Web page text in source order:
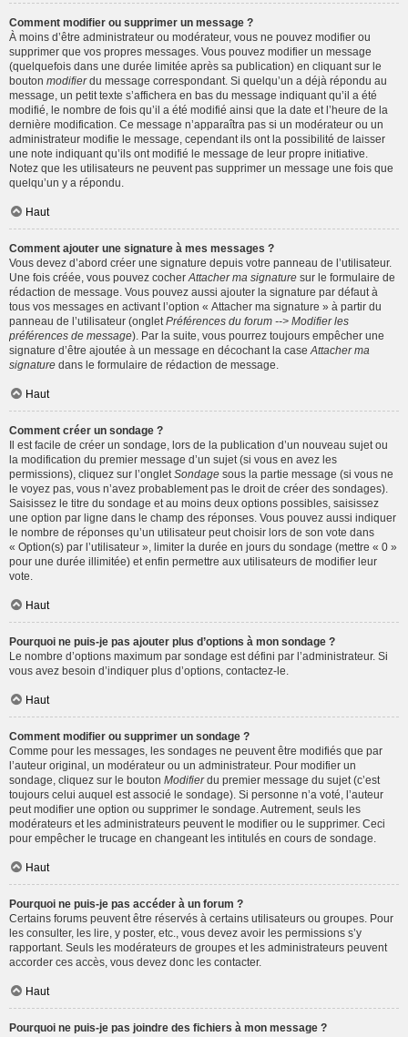
Comment modifier ou supprimer un message ?
À moins d’être administrateur ou modérateur, vous ne pouvez modifier ou
supprimer que vos propres messages. Vous pouvez modifier un message
(quelquefois dans une durée limitée après sa publication) en cliquant sur le
bouton modifierdu message correspondant. Si quelqu’un a déjà répondu au
message, un petit texte s’affichera en bas du message indiquant qu’il a été
modifié, le nombre de fois qu’il a été modifié ainsi que la date et l’heure de la
dernière modification. Ce message n’apparaîtra pas si un modérateur ou un
administrateur modifie le message, cependant ils ont la possibilité de laisser
une note indiquant qu’ils ont modifié le message de leur propre initiative.
Notez que les utilisateurs ne peuvent pas supprimer un message une fois que
quelqu’un y a répondu.
Haut
Comment ajouter une signature à mes messages ?
Vous devez d’abord créer une signature depuis votre panneau de l’utilisateur.
Une fois créée, vous pouvez cocher Attacher ma signature sur le formulaire de
rédaction de message. Vous pouvez aussi ajouter la signature par défaut à
tous vos messages en activant l’option « Attacher ma signature » à partir du
panneau de l’utilisateur (onglet Préférences du forum --> Modifier les
préférences de message). Par la suite, vous pourrez toujours empêcher une
signature d’être ajoutée à un message en décochant la case Attacher ma
signature dans le formulaire de rédaction de message.
Haut
Comment créer un sondage ?
Il est facile de créer un sondage, lors de la publication d’un nouveau sujet ou
la modification du premier message d’un sujet (si vous en avez les
permissions), cliquez sur l’onglet Sondage sous la partie message (si vous ne
le voyez pas, vous n’avez probablement pas le droit de créer des sondages).
Saisissez le titre du sondage et au moins deux options possibles, saisissez
une option par ligne dans le champ des réponses. Vous pouvez aussi indiquer
le nombre de réponses qu’un utilisateur peut choisir lors de son vote dans
« Option(s) par l’utilisateur », limiter la durée en jours du sondage (mettre « 0 »
pour une durée illimitée) et enfin permettre aux utilisateurs de modifier leur
vote.
Haut
Pourquoi ne puis-je pas ajouter plus d’options à mon sondage ?
Le nombre d’options maximum par sondage est défini par l’administrateur. Si
vous avez besoin d’indiquer plus d’options, contactez-le.
Haut
Comment modifier ou supprimer un sondage ?
Comme pour les messages, les sondages ne peuvent être modifiés que par
l’auteur original, un modérateur ou un administrateur. Pour modifier un
sondage, cliquez sur le bouton Modifierdu premier message du sujet (c’est
toujours celui auquel est associé le sondage). Si personne n’a voté, l’auteur
peut modifier une option ou supprimer le sondage. Autrement, seuls les
modérateurs et les administrateurs peuvent le modifier ou le supprimer. Ceci
pour empêcher le trucage en changeant les intitulés en cours de sondage.
Haut
Pourquoi ne puis-je pas accéder à un forum ?
Certains forums peuvent être réservés à certains utilisateurs ou groupes. Pour
les consulter, les lire, y poster, etc., vous devez avoir les permissions s’y
rapportant. Seuls les modérateurs de groupes et les administrateurs peuvent
accorder ces accès, vous devez donc les contacter.
Haut
Pourquoi ne puis-je pas joindre des fichiers à mon message ?